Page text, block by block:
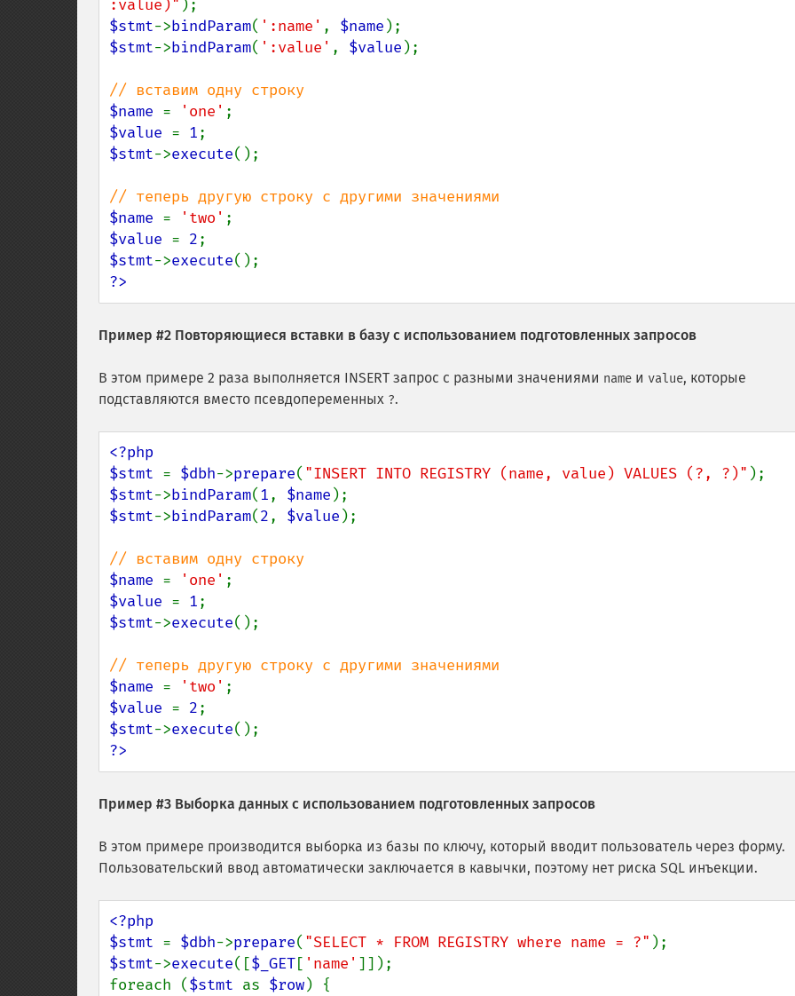
:value)"
$stmt->bindParam( ':name' , $name
$stmt->bindParam( ':value' , $value );
$name = 'one'
$value = 1
$stmt->execute();
$name = 'two'
$value = 2
$stmt->execute
?>
Пример #2 Повторяющиеся вставки в базу с использованием подготовленных запросов
В этом примере 2 раза выполняется INSERT запрос с разными значениями name и value, которые
подставляются вместо псевдопеременных ?.
<?php
$stmt = $dbh->prepare( "INSERT INTO REGISTRY (name, value) VALUES (?, ?)"
$stmt->bindParam(1, $name
$stmt->bindParam(2, $value );
$name = 'one'
$value = 1
$stmt->execute();
$name = 'two'
$value = 2
$stmt->execute
?>
Пример #3 Выборка данных с использованием подготовленных запросов
В этом примере производится выборка из базы по ключу, который вводит пользователь через форму.
Пользовательский ввод автоматически заключается в кавычки, поэтому нет риска SQL инъекции.
<?php
$stmt = $dbh->prepare( "SELECT * FROM REGISTRY where name = ?"
$stmt->execute([$_GET[ 'name' ]]);
foreach ($stmt as $row) {